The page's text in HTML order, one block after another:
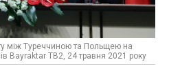
між Туреччиною та Польщею на
Bayraktar TB2, 24 травня 2021 року